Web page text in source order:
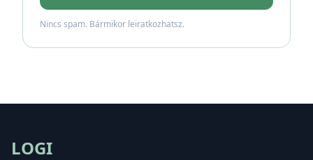
Nincs spam. Bármikor leiratkozhatsz.
LOGI